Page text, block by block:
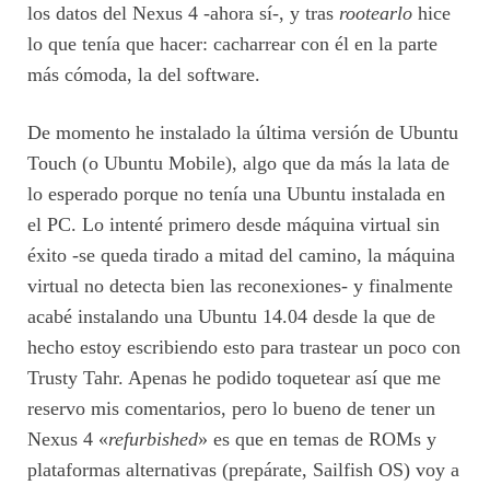
los datos del Nexus 4 -ahora sí-, y tras rootearlo hice
lo que tenía que hacer: cacharrear con él en la parte
más cómoda, la del software.
De momento he instalado la última versión de Ubuntu
Touch (o Ubuntu Mobile), algo que da más la lata de
lo esperado porque no tenía una Ubuntu instalada en
el PC. Lo intenté primero desde máquina virtual sin
éxito -se queda tirado a mitad del camino, la máquina
virtual no detecta bien las reconexiones- y finalmente
acabé instalando una Ubuntu 14.04 desde la que de
hecho estoy escribiendo esto para trastear un poco con
Trusty Tahr. Apenas he podido toquetear así que me
reservo mis comentarios, pero lo bueno de tener un
Nexus 4 «refurbished» es que en temas de ROMs y
plataformas alternativas (prepárate, Sailfish OS) voy a